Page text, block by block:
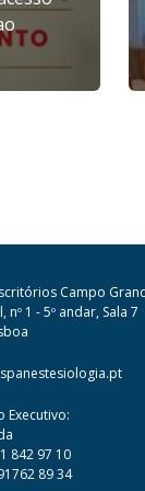
Campo
nº 1 - 5º andar, Sala 7
Executivo:
842 97 10
89 34